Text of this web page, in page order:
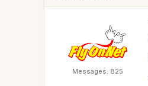
Messages: 825